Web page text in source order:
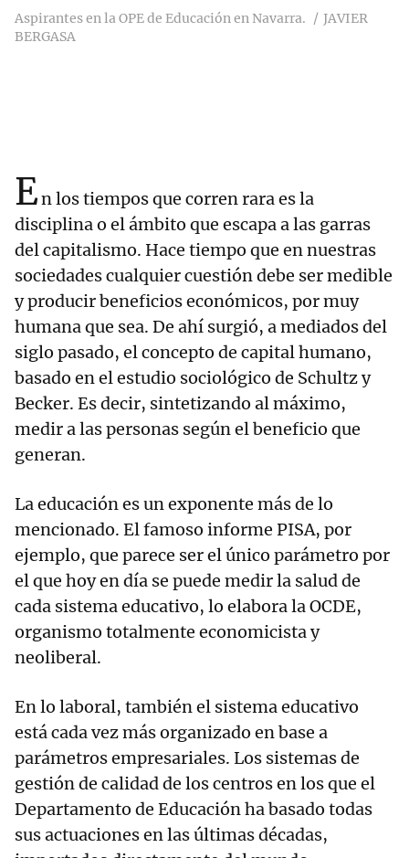
Aspirantes en la OPE de Educación en Navarra.
JAVIER
BERGASA
En los tiempos que corren rara es la
disciplina o el ámbito que escapa a las garras
del capitalismo. Hace tiempo que en nuestras
sociedades cualquier cuestión debe ser medible
y producir beneficios económicos, por muy
humana que sea. De ahí surgió, a mediados del
siglo pasado, el concepto de capital humano,
basado en el estudio sociológico de Schultz y
Becker. Es decir, sintetizando al máximo,
medir a las personas según el beneficio que
generan.
La educación es un exponente más de lo
mencionado. El famoso informe PISA, por
ejemplo, que parece ser el único parámetro por
el que hoy en día se puede medir la salud de
cada sistema educativo, lo elabora la OCDE,
organismo totalmente economicista y
neoliberal.
En lo laboral, también el sistema educativo
está cada vez más organizado en base a
parámetros empresariales. Los sistemas de
gestión de calidad de los centros en los que el
Departamento de Educación ha basado todas
sus actuaciones en las últimas décadas,